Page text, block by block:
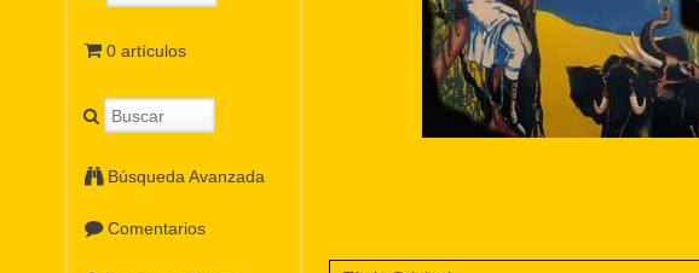
0 artículos
Búsqueda Avanzada
Comentarios